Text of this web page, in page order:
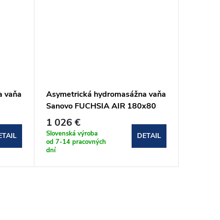
vaňa
Asymetrická hydromasážna vaňa
Sanovo FUCHSIA AIR 180x80
(FUCH_180x80AP)
1 026 €
Slovenská výroba
od 7-14 pracovných
dní
DETAIL